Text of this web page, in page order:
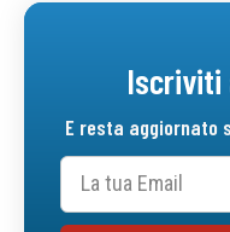
Iscriviti
E resta aggiornato